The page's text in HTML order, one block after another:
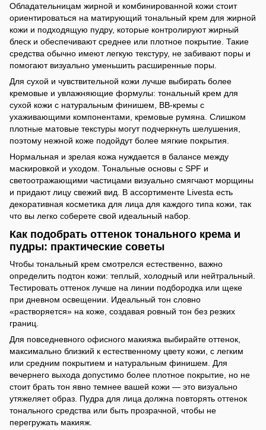
Обладательницам жирной и комбинированной кожи стоит
ориентироваться на матирующий тональный крем для жирной
кожи и подходящую пудру, которые контролируют жирный
блеск и обеспечивают среднее или плотное покрытие. Такие
средства обычно имеют легкую текстуру, не забивают поры и
помогают визуально уменьшить расширенные поры.
Для сухой и чувствительной кожи лучше выбирать более
кремовые и увлажняющие формулы: тональный крем для
сухой кожи с натуральным финишем, ВВ-кремы с
ухаживающими компонентами, кремовые румяна. Слишком
плотные матовые текстуры могут подчеркнуть шелушения,
поэтому нежной коже подойдут более мягкие покрытия.
Нормальная и зрелая кожа нуждается в балансе между
маскировкой и уходом. Тональные основы с SPF и
светоотражающими частицами визуально смягчают морщины
и придают лицу свежий вид. В ассортименте Livesta есть
декоративная косметика для лица для каждого типа кожи, так
что вы легко соберете свой идеальный набор.
Как подобрать оттенок тонального крема и
пудры: практические советы
Чтобы тональный крем смотрелся естественно, важно
определить подтон кожи: теплый, холодный или нейтральный.
Тестировать оттенок лучше на линии подбородка или щеке
при дневном освещении. Идеальный тон словно
«растворяется» на коже, создавая ровный тон без резких
границ.
Для повседневного офисного макияжа выбирайте оттенок,
максимально близкий к естественному цвету кожи, с легким
или средним покрытием и натуральным финишем. Для
вечернего выхода допустимо более плотное покрытие, но не
стоит брать тон явно темнее вашей кожи — это визуально
утяжеляет образ. Пудра для лица должна повторять оттенок
тонального средства или быть прозрачной, чтобы не
перегружать макияж.